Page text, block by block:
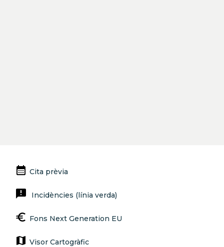
calendar_month Cita prèvia
announcement Incidències (línia verda)
euro Fons Next Generation EU
map Visor Cartogràfic